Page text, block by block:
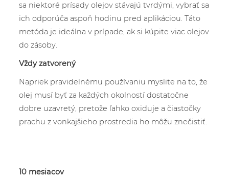
sa niektoré prísady olejov stávajú tvrdými, vybrať sa
ich odporúča aspoň hodinu pred aplikáciou. Táto
metóda je ideálna v prípade, ak si kúpite viac olejov
do zásoby.
Vždy zatvorený
Napriek pravidelnému používaniu myslite na to, že
olej musí byť za každých okolností dostatočne
dobre uzavretý, pretože ľahko oxiduje a čiastočky
prachu z vonkajšieho prostredia ho môžu znečistiť.
10 mesiacov